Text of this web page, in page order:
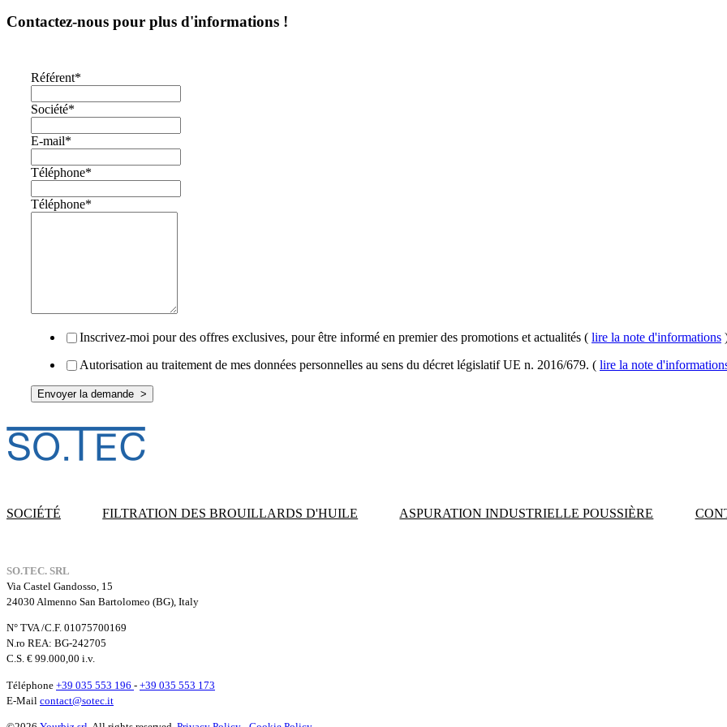
Contactez-nous pour plus d'informations !
Référent*
Société*
E-mail*
Téléphone*
Téléphone*
Inscrivez-moi pour des offres exclusives, pour être informé en premier des promotions et actualités ( lire la note d'informations
Autorisation au traitement de mes données personnelles au sens du décret législatif UE n. 2016/679. ( lire la note
SOCIÉTÉ FILTRATION DES BROUILLARDS D'HUILE ASPURATION INDUSTRIELLE POUSSIÈRE
SO.TEC. SRL
Via Castel Gandosso, 15
24030 Almenno San Bartolomeo (BG), Italy
N° TVA /C.F. 01075700169
N.ro REA: BG-242705
C.S. € 99.000,00 i.v.
Téléphone +39 035 553 196 - +39 035 553 173
E-Mail contact@sotec.it